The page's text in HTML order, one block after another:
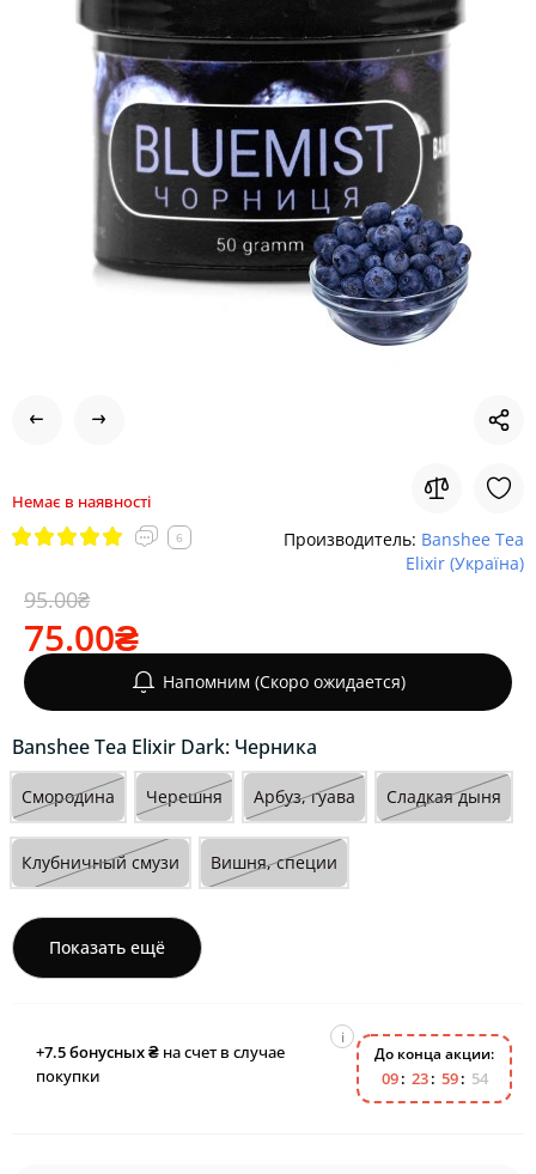
Немає в наявності
6 Производитель: Banshee Tea
Elixir (Україна)
95.00₴
75.00₴
Напомним (Скоро ожидается)
Banshee Tea Elixir Dark: Черника
Смородина Черешня Арбуз, гуава Сладкая дыня
Клубничный смузи Вишня, специи
Показать ещё
+7.5бонусных ₴ на счет в случае
покупки
i
До конца акции:
09 23 59 54